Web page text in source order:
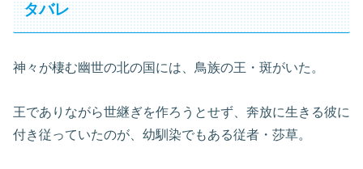
タバレ
神々が棲む幽世の北の国には、鳥族の王・斑がいた。
王でありながら世継ぎを作ろうとせず、奔放に生きる彼に
付き従っていたのが、幼馴染でもある従者・莎草。